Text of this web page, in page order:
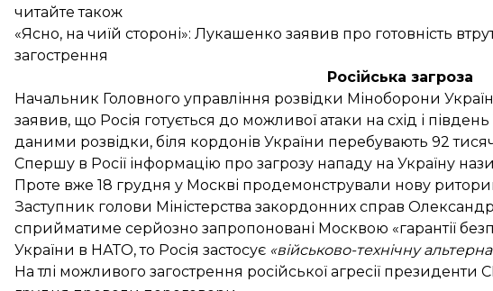
читайте також
«Ясно, на чиїй стороні»: Лукашенко заявив про готовність
загострення
Російська загроза
Начальник Головного управління розвідки Міноборони
заявив, що Росія готується до можливої атаки на схід і
даними розвідки, біля кордонів України перебувають 92
Спершу в Росії інформацію про загрозу нападу на Україну
Проте вже 18 грудня у Москві продемонстрували нову
Заступник голови Міністерства закордонних справ
сприйматиме серйозно запропоновані Москвою «гарантії
України в НАТО, то Росія застосує «військово-технічну
На тлі можливого загострення російської агресії